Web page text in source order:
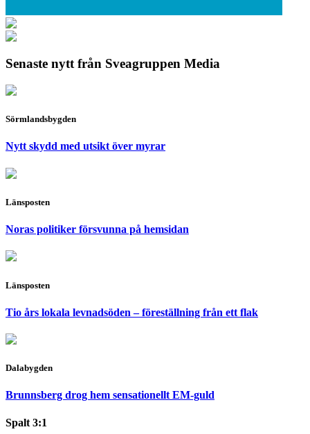
Senaste nytt från Sveagruppen Media
Sörmlandsbygden
Nytt skydd med utsikt över myrar
Länsposten
Noras politiker försvunna på hemsidan
Länsposten
Tio års lokala levnadsöden – föreställning från ett flak
Dalabygden
Brunnsberg drog hem sensationellt EM-guld
Spalt 3:1